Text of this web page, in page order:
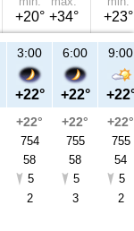
+20° +34° +23°
3:00
+22°
+22°
754
58
5
2
6:00
+22°
+22°
755
58
5
3
9:00
+22°
755
54
5
2